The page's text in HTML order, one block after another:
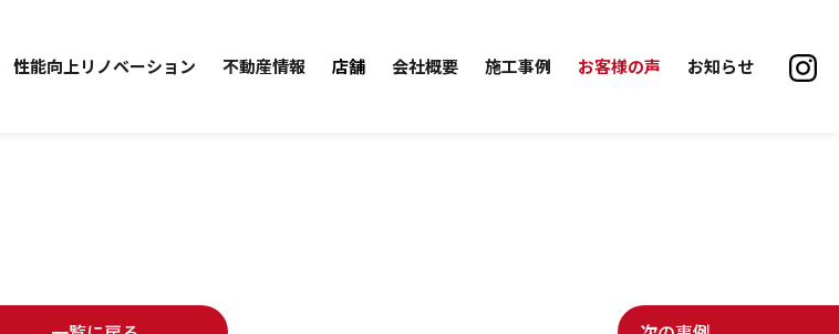
性能向上リノベーション 不動産情報 店舗 会社概要 施工事例 お客様の声 お知らせ